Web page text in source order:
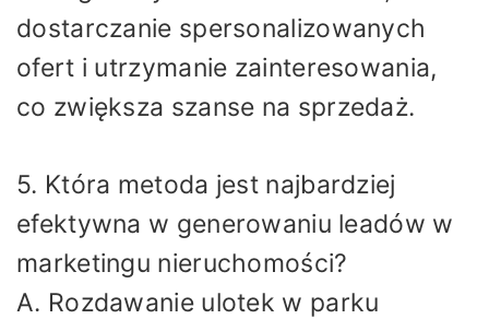
dostarczanie spersonalizowanych
ofert i utrzymanie zainteresowania,
co zwiększa szanse na sprzedaż.
5. Która metoda jest najbardziej
efektywna w generowaniu leadów w
marketingu nieruchomości?
A. Rozdawanie ulotek w parku